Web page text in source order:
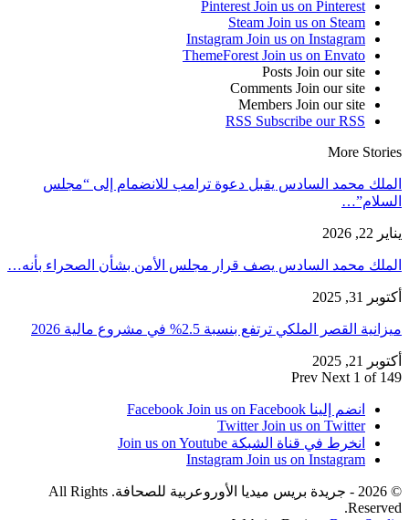
Pinterest Join us on Pinterest
Steam Join us on Steam
Instagram Join us on Instagram
ThemeForest Join us on Envato
Posts Join our site
Comments Join our site
Members Join our site
RSS Subscribe our RSS
More Stories
الملك محمد السادس يقبل دعوة ترامب للانضمام إلى “مجلس
السلام”…
يناير 22, 2026
الملك محمد السادس يصف قرار مجلس الأمن بشأن الصحراء بأنه…
أكتوبر 31, 2025
ميزانية القصر الملكي ترتفع بنسبة 2.5% في مشروع مالية 2026
أكتوبر 21, 2025
Prev Next 1 of 149
انضم إلينا Facebook Join us on Facebook
Twitter Join us on Twitter
انخرط في قناة الشبكة Join us on Youtube
Instagram Join us on Instagram
© 2026 - جريدة بريس ميديا الأوروعربية للصحافة. All Rights
Reserved.